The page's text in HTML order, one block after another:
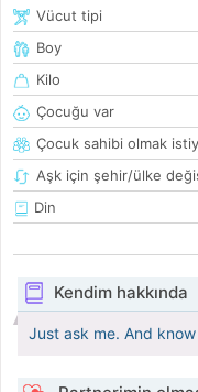
Vücut tipi
Boy
Kilo
Çocuğu var
Çocuk sahibi olmak
Aşk için şehir/ülke
Din
Kendim hakkında
Just ask me. And